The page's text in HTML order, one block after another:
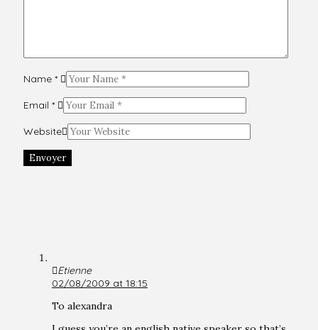
Name *
Email *
Website
Envoyer
Etienne
02/08/2009 at 18:15
To alexandra